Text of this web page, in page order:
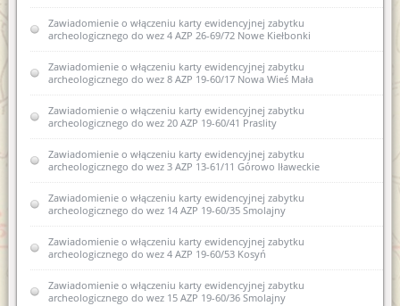
Zawiadomienie o włączeniu do wojewódzkiej ewidencji
zabytków nowej karty ewidencyjnej zabytku archeologicznego
lądowego w wojewódzkiej ewidencji zabytków 2 AZP 23-70/1
Kosewo
Zawiadomienie o włączeniu do wojewódzkiej ewidencji
zabytków nowej karty ewidencyjnej zabytku archeologicznego
lądowego w wojewódzkiej ewidencji zabytków nr 2 AZP 20-
67/12 w obrębie Samławki
Zawiadomienie o zamiarze włączenia karty ewidencyjnej
zabytku archeologicznego lądowego do wojewódzkiej
ewidencji zabytków 1 AZP 35-58/15 Komorniki
Zawiadomienie o włączeniu do wojewódzkiej ewidencji
zabytków karty ewidencyjnej zabytku archeologicznego
lądowego 9 AZP 18-61/15 Wichrowo
Zawiadomienie o włączeniu do wojewódzkiej ewidencji
zabytków karty ewidencyjnej zabytku archeologicznego
lądowego 7 AZP 18-61/47 Miłogórze
Zawiadomienie o włączeniu karty ewidencyjnej zabytku
archeologicznego do wez 4 AZP 26-69/72 Nowe Kiełbonki
Zawiadomienie o włączeniu karty ewidencyjnej zabytku
archeologicznego do wez 8 AZP 19-60/17 Nowa Wieś Mała
Zawiadomienie o włączeniu karty ewidencyjnej zabytku
archeologicznego do wez 20 AZP 19-60/41 Praslity
Zawiadomienie o włączeniu karty ewidencyjnej zabytku
archeologicznego do wez 3 AZP 13-61/11 Górowo Iławeckie
Zawiadomienie o włączeniu karty ewidencyjnej zabytku
archeologicznego do wez 14 AZP 19-60/35 Smolajny
Zawiadomienie o włączeniu karty ewidencyjnej zabytku
archeologicznego do wez 4 AZP 19-60/53 Kosyń
Zawiadomienie o włączeniu karty ewidencyjnej zabytku
archeologicznego do wez 15 AZP 19-60/36 Smolajny